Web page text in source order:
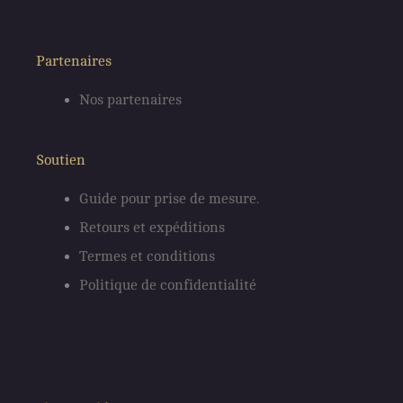
e
b
o
o
k
a
r
a
m
Partenaires
Nos partenaires
Soutien
Guide pour prise de mesure.
Retours et expéditions
Termes et conditions
Politique de confidentialité